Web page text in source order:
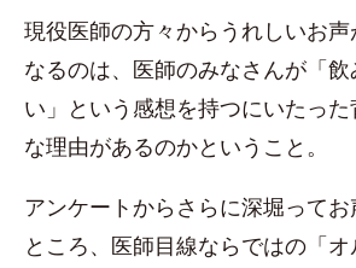
現役医師の方々からうれしいお
なるのは、医師のみなさんが「
い」という感想を持つにいたっ
な理由があるのかということ。
アンケートからさらに深堀って
ところ、医師目線ならではの「